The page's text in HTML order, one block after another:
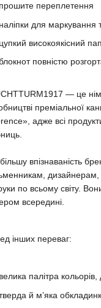
прошите переплетення
наліпки для маркування
цупкий високоякісний
повністю
— це
преміальної
адже всі
впізнаваність
по всьому світу.
всередині.
інших переваг:
велика палітра
й м’яка